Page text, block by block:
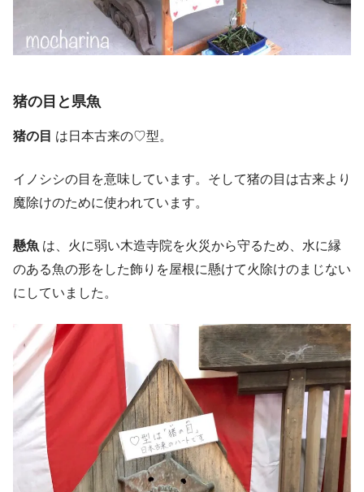
猪の目と県魚
猪の目 は日本古来の♡型。
イノシシの目を意味しています。そして猪の目は古来より
魔除けのために使われています。
懸魚 は、火に弱い木造寺院を火災から守るため、水に縁
のある魚の形をした飾りを屋根に懸けて火除けのまじない
にしていました。